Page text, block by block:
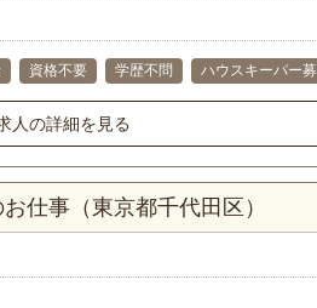
資格不要 学歴不問 ハウスキーパー
人の詳細を見る
仕事（東京都千代田区）